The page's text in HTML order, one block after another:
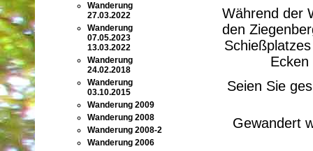
Wanderung
27.03.2022
Wanderung
07.05.2023
13.03.2022
Wanderung
24.02.2018
Wanderung
03.10.2015
Wanderung 2009
Wanderung 2008
Wanderung 2008-2
Wanderung 2006
Während der
den
Seien Sie
Gewandert